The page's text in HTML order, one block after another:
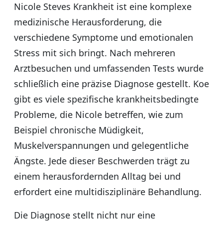
Nicole Steves Krankheit ist eine komplexe
medizinische Herausforderung, die
verschiedene Symptome und emotionalen
Stress mit sich bringt. Nach mehreren
Arztbesuchen und umfassenden Tests wurde
schließlich eine präzise Diagnose gestellt. Koe
gibt es viele spezifische krankheitsbedingte
Probleme, die Nicole betreffen, wie zum
Beispiel chronische Müdigkeit,
Muskelverspannungen und gelegentliche
Ängste. Jede dieser Beschwerden trägt zu
einem herausfordernden Alltag bei und
erfordert eine multidisziplinäre Behandlung.
Die Diagnose stellt nicht nur eine